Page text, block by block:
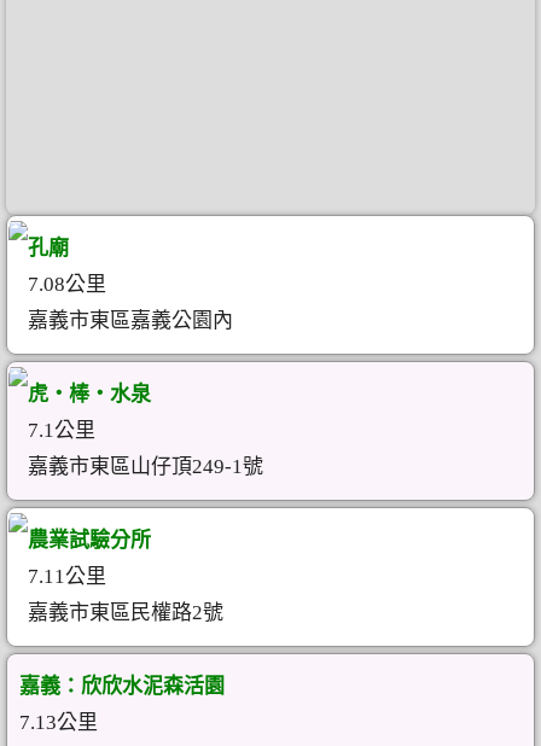
孔廟
7.08公里
嘉義市東區嘉義公園內
虎‧棒‧水泉
7.1公里
嘉義市東區山仔頂249-1號
農業試驗分所
7.11公里
嘉義市東區民權路2號
嘉義：欣欣水泥森活園
7.13公里